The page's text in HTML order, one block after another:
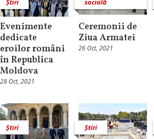
Știri
Evenimente
dedicate
eroilor români
în Republica
Moldova
28 Oct, 2021
socială
Ceremonii de
Ziua Armatei
26 Oct, 2021
Știri Știri